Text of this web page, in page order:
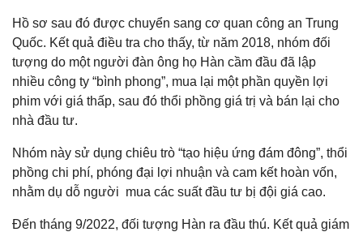
Hồ sơ sau đó được chuyển sang cơ quan công an Trung
Quốc. Kết quả điều tra cho thấy, từ năm 2018, nhóm đối
tượng do một người đàn ông họ Hàn cầm đầu đã lập
nhiều công ty “bình phong”, mua lại một phần quyền lợi
phim với giá thấp, sau đó thổi phồng giá trị và bán lại cho
nhà đầu tư.
Nhóm này sử dụng chiêu trò “tạo hiệu ứng đám đông”, thổi
phồng chi phí, phóng đại lợi nhuận và cam kết hoàn vốn,
nhằm dụ dỗ người mua các suất đầu tư bị đội giá cao.
Đến tháng 9/2022, đối tượng Hàn ra đầu thú. Kết quả giám